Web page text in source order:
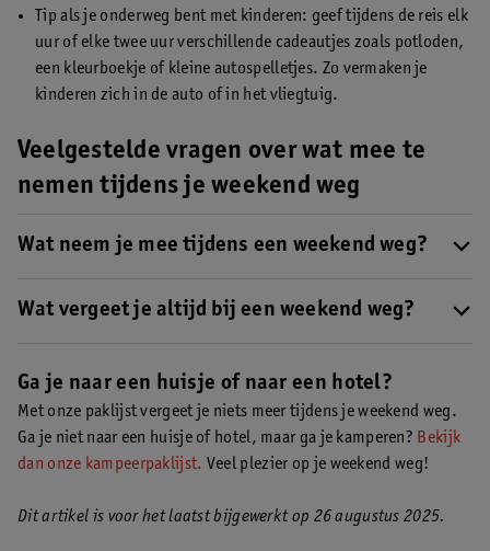
Tip als je onderweg bent met kinderen: geef tijdens de reis elk
uur of elke twee uur verschillende cadeautjes zoals potloden,
een kleurboekje of kleine autospelletjes. Zo vermaken je
kinderen zich in de auto of in het vliegtuig.
Veelgestelde vragen over wat mee te
nemen tijdens je weekend weg
Wat neem je mee tijdens een weekend weg?
vergeten.Pak in met onze inpaklijst voor je weekend weg!
Wat vergeet je altijd bij een weekend weg?
te nemen.
Check ‘m hier!
Ga je naar een huisje of naar een hotel?
Met onze paklijst vergeet je niets meer tijdens je weekend weg.
Ga je niet naar een huisje of hotel, maar ga je kamperen? Bekijk
dan onze kampeerpaklijst. Veel plezier op je weekend weg!
Dit artikel is voor het laatst bijgewerkt op 26 augustus 2025.